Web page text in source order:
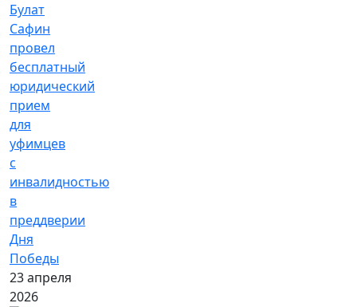
Булат
Сафин
провел
бесплатный
юридический
прием
для
уфимцев
с
инвалидностью
в
преддверии
Дня
Победы
23 апреля
2026